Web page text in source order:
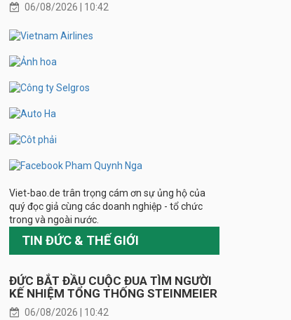
06/08/2026 | 10:42
Viet-bao.de trân trọng cám ơn sự ủng hộ của
quý đọc giả cùng các doanh nghiệp - tổ chức
trong và ngoài nước.
TIN ĐỨC & THẾ GIỚI
ĐỨC BẮT ĐẦU CUỘC ĐUA TÌM NGƯỜI
KẾ NHIỆM TỔNG THỐNG STEINMEIER
06/08/2026 | 10:42